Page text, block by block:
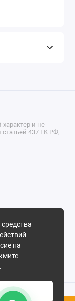
на
и не
437 ГК РФ,
14.